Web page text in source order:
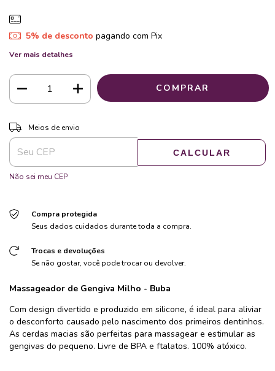
5% de desconto pagando com Pix
Ver mais detalhes
Entregas para o CEP:
Meios de envio
CALCULAR
Não sei meu CEP
Compra protegida
Seus dados cuidados durante toda a compra.
Trocas e devoluções
Se não gostar, você pode trocar ou devolver.
Massageador de Gengiva Milho - Buba
Com design divertido e produzido em silicone, é ideal para aliviar
o desconforto causado pelo nascimento dos primeiros dentinhos.
As cerdas macias são perfeitas para massagear e estimular as
gengivas do pequeno. Livre de BPA e ftalatos. 100% atóxico.